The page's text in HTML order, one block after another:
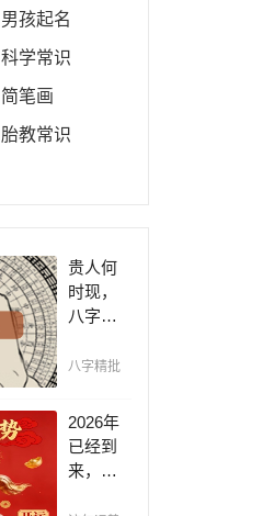
男孩起名
科学常识
简笔画
胎教常识
贵人何
时现，
八字帮
平阴阳
福，八
字精批
批出一
生好命
八字精批
2026年
已经到
来，如